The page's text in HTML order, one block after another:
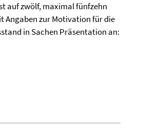
auf zwölf, maximal fünfzehn
Angaben zur Motivation für die
in Sachen Präsentation an: